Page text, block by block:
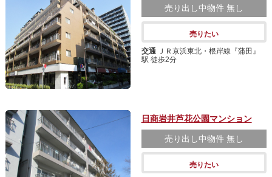
売り出し中物件 無し
売りたい
交通 ＪＲ京浜東北・根岸線『蒲田』
駅 徒歩2分
日商岩井芦花公園マンション
売り出し中物件 無し
売りたい